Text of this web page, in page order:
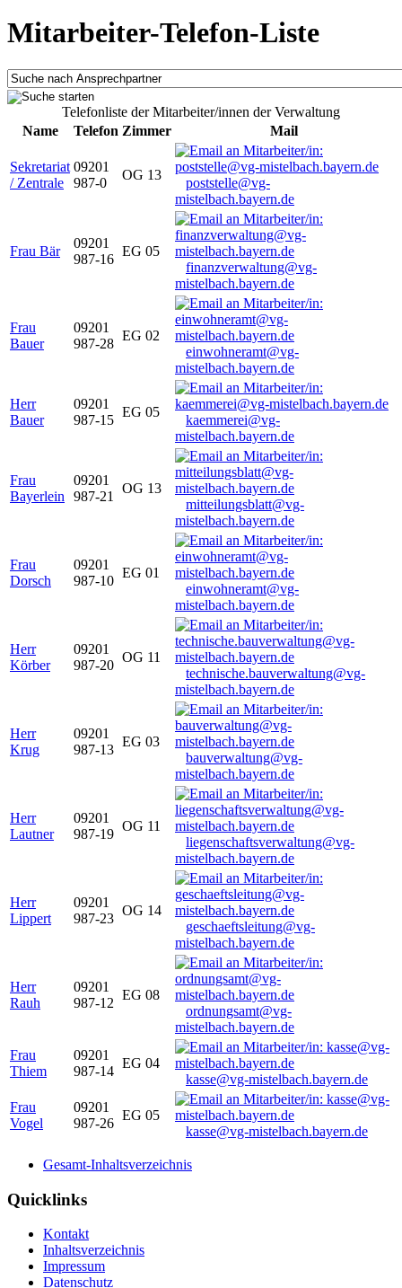
Mitarbeiter-Telefon-Liste
Telefonliste der Mitarbeiter/innen der Verwaltung
Name
Telefon Zimmer Mail
Sekretariat
/ Zentrale
09201
987-0
OG 13
poststelle@vg-
mistelbach.bayern.de
Frau Bär
09201
987-16
EG 05
finanzverwaltung@vg-
mistelbach.bayern.de
Frau
Bauer
09201
987-28
EG 02
einwohneramt@vg-
mistelbach.bayern.de
Herr
Bauer
09201
987-15
EG 05
kaemmerei@vg-
mistelbach.bayern.de
Frau
Bayerlein
09201
987-21
OG 13
mitteilungsblatt@vg-
mistelbach.bayern.de
Frau
Dorsch
09201
987-10
EG 01
einwohneramt@vg-
mistelbach.bayern.de
Herr
Körber
09201
987-20
OG 11
technische.bauverwaltung@vg-
mistelbach.bayern.de
Herr
Krug
09201
987-13
EG 03
bauverwaltung@vg-
mistelbach.bayern.de
Herr
Lautner
09201
987-19
OG 11
liegenschaftsverwaltung@vg-
mistelbach.bayern.de
Herr
Lippert
09201
987-23
OG 14
geschaeftsleitung@vg-
mistelbach.bayern.de
Herr
Rauh
09201
987-12
EG 08
ordnungsamt@vg-
mistelbach.bayern.de
Frau
Thiem
09201
987-14
EG 04
kasse@vg-mistelbach.bayern.de
Frau
Vogel
09201
987-26
EG 05
kasse@vg-mistelbach.bayern.de
Gesamt-Inhaltsverzeichnis
Quicklinks
Kontakt
Inhaltsverzeichnis
Impressum
Datenschutz